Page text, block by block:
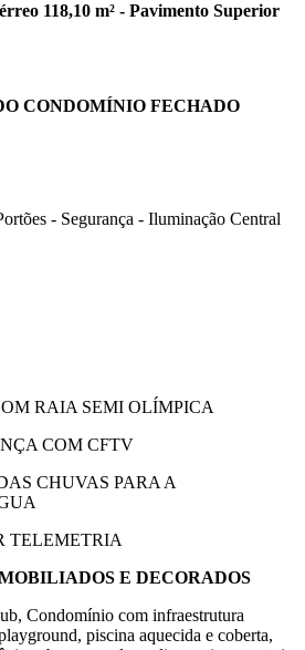
118,10 m² - Pavimento Superior
CONDOMÍNIO FECHADO
- Segurança - Iluminação Central
RAIA SEMI OLÍMPICA
COM CFTV
CHUVAS PARA A
TELEMETRIA
E DECORADOS
Condomínio com infraestrutura
piscina aquecida e coberta,